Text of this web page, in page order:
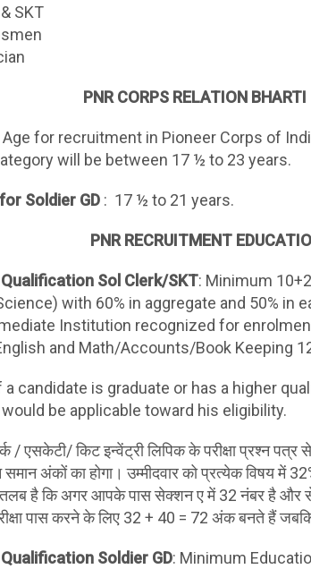
SKT
PNR CORPS RELATION
Age for recruitment in Pioneer Corps of
will be between 17 ½ to 23 years.
Soldier GD : 17 ½ to 21 years.
PNR RECRUITMENT
Sol Clerk/SKT: Minimum
with 60% in aggregate and 50% in
Institution recognized for
and Math/Accounts/Book Keeping
a candidate is graduate or has a higher
be applicable toward his eligibility.
/ एसकेटी/ किट इन्वेंट्री लिपिक के परीक्षा प्रश्न
अंकों का होगा। उम्मीदवार को प्रत्येक विषय में
है कि अगर आपके पास सेक्शन ए में 32 नंबर है और
पास करने के लिए 32 + 40 = 72 अंक बनते हैं
Soldier GD: Minimum